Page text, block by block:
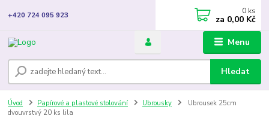
Menu
Hledat
+420 724 095 923 0 ks
za 0,00 Kč
Úvod Papírové a plastové stolování Ubrousky
Ubrousek 25cm
dvouvrstvý 20 ks lila